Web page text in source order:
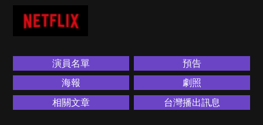
演員名單
預告
海報
劇照
相關文章
台灣播出訊息